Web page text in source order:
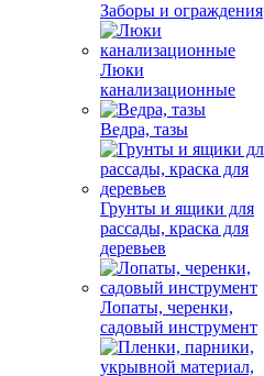
Заборы и ограждения
Люки
канализационные
Ведра, тазы
Грунты и ящики для
рассады, краска для
деревьев
Лопаты, черенки,
садовый инструмент